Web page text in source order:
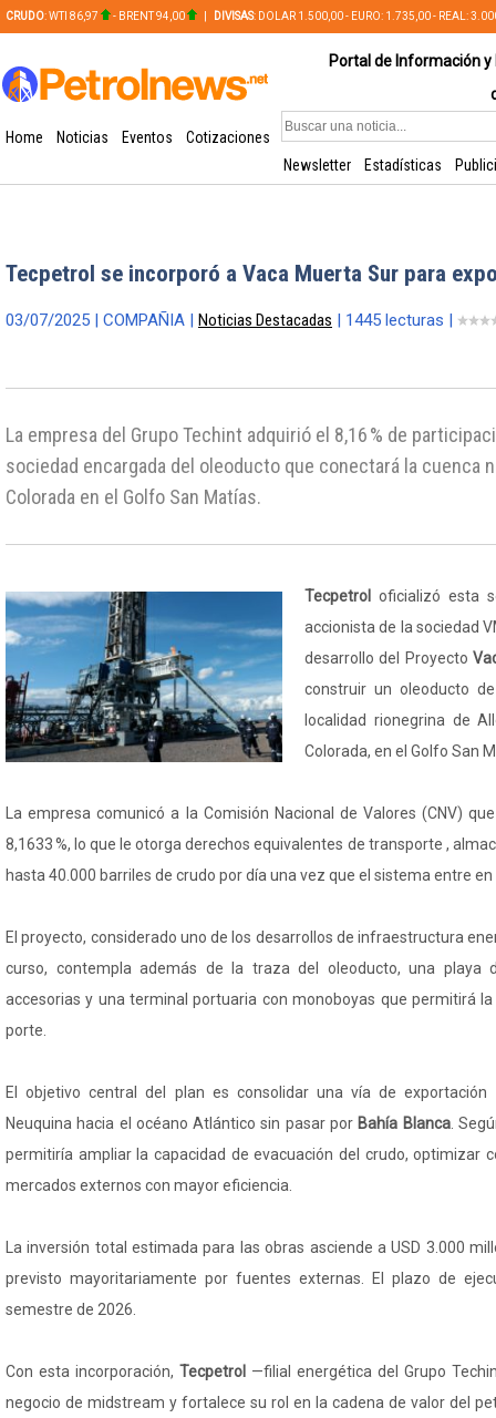
CRUDO: WTI 86,97 - BRENT 94,00 DIVISAS: DOLAR 1.500,00 - EURO: 1.735,00 - REAL:
Portal de Información
Home Noticias Eventos
Cotizaciones
Newsletter
Estadísticas
Tecpetrol se incorporó a Vaca Muerta Sur para
03/07/2025 | COMPAÑIA | Noticias Destacadas | 1445 lecturas |
La empresa del Grupo Techint adquirió el 8,16 % de
sociedad encargada del oleoducto que conectará la cuenca
Colorada en el Golfo San Matías.
Tecpetrol oficializó esta
accionista de la sociedad
desarrollo del Proyecto
construir un oleoducto
localidad rionegrina de
Colorada, en el Golfo San
La empresa comunicó a la Comisión Nacional de Valores (CNV)
8,1633 %, lo que le otorga derechos equivalentes de transporte ,
hasta 40.000 barriles de crudo por día una vez que el sistema entre
El proyecto, considerado uno de los desarrollos de infraestructura
curso, contempla además de la traza del oleoducto, una playa
accesorias y una terminal portuaria con monoboyas que permitirá
porte.
El objetivo central del plan es consolidar una vía de exportación
Neuquina hacia el océano Atlántico sin pasar por Bahía Blanca.
permitiría ampliar la capacidad de evacuación del crudo, optimizar
mercados externos con mayor eficiencia.
La inversión total estimada para las obras asciende a USD 3.000
previsto mayoritariamente por fuentes externas. El plazo de
semestre de 2026.
Con esta incorporación, Tecpetrol —filial energética del Grupo
negocio de midstream y fortalece su rol en la cadena de valor del